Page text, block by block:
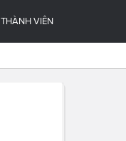
THÀNH VIÊN